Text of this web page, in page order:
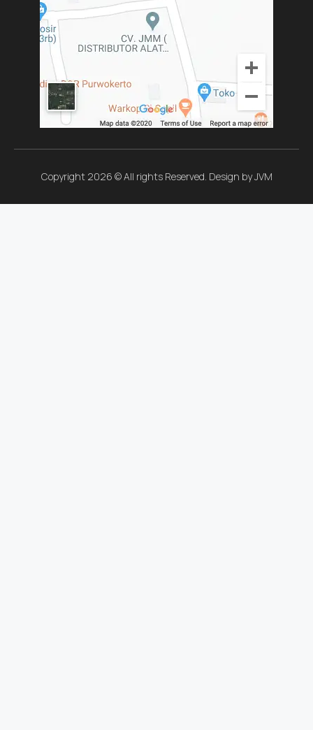
Copyright 2026 © All rights Reserved. Design by JVM